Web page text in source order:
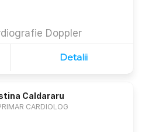
Doppler
Detalii
Caldararu
CARDIOLOG